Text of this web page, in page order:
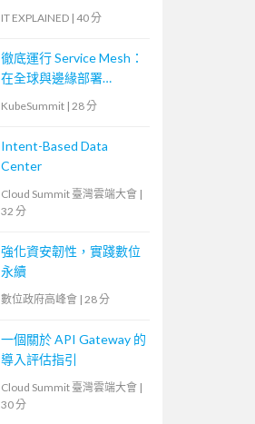
何快速掌握網路偵測與回
IT EXPLAINED | 40 分
徹底運行 Service Mesh：
在全球與邊緣部署
KubeSummit | 28 分
Intent-Based Data
Center
Cloud Summit 臺灣雲端大會 |
32 分
強化資安韌性，實踐數位
永續
數位政府高峰會 | 28 分
一個關於 API Gateway 的
導入評估指引
Cloud Summit 臺灣雲端大會 |
30 分